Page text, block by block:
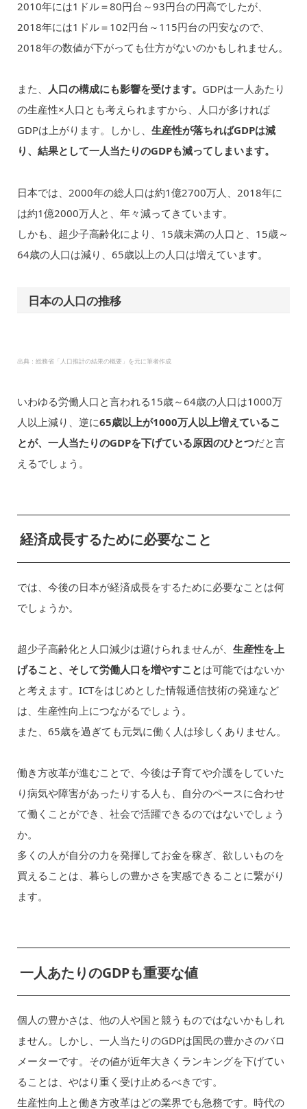
2010年には1ドル＝80円台～93円台の円高でしたが、
2018年には1ドル＝102円台～115円台の円安なので、
2018年の数値が下がっても仕方がないのかもしれません。
また、 人口の構成にも影響を受けます。 GDPは一人あたり
の生産性×人口とも考えられますから、人口が多ければ
GDPは上がります。しかし、 生産性が落ちればGDPは減
り、結果として一人当たりのGDPも減ってしまいます。
日本では、2000年の総人口は約1億2700万人、2018年に
は約1億2000万人と、年々減ってきています。
しかも、超少子高齢化により、15歳未満の人口と、15歳～
64歳の人口は減り、65歳以上の人口は増えています。
日本の人口の推移
出典：総務省「人口推計の結果の概要」を元に筆者作成
いわゆる労働人口と言われる15歳～64歳の人口は1000万
人以上減り、逆に65歳以上が1000万人以上増えているこ
とが、一人当たりのGDPを下げている原因のひとつだと言
えるでしょう。
経済成長するために必要なこと
では、今後の日本が経済成長をするために必要なことは何
でしょうか。
超少子高齢化と人口減少は避けられませんが、 生産性を上
げること、そして労働人口を増やすことは可能ではないか
と考えます。ICTをはじめとした情報通信技術の発達など
は、生産性向上につながるでしょう。
また、65歳を過ぎても元気に働く人は珍しくありません。
働き方改革が進むことで、今後は子育てや介護をしていた
り病気や障害があったりする人も、自分のペースに合わせ
て働くことができ、社会で活躍できるのではないでしょう
か。
多くの人が自分の力を発揮してお金を稼ぎ、欲しいものを
買えることは、暮らしの豊かさを実感できることに繋がり
ます。
一人あたりのGDPも重要な値
個人の豊かさは、他の人や国と競うものではないかもしれ
ません。しかし、一人当たりのGDPは国民の豊かさのバロ
メーターです。その値が近年大きくランキングを下げてい
ることは、やはり重く受け止めるべきです。
生産性向上と働き方改革はどの業界でも急務です。時代の